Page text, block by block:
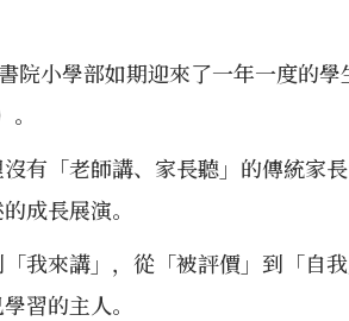
院小學部如期迎來了一年一度的
有「老師講、家長聽」的傳統家
成長展演。
我來講」，從「被評價」到「自
習的主人。